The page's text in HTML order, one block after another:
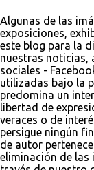
Algunas de las
exposiciones,
este blog para la
nuestras noticias,
sociales -
utilizadas bajo la
predomina un
libertad de
veraces o de
persigue ningún
de autor
eliminación de las